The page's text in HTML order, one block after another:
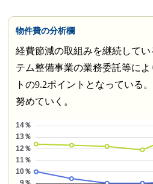
物件費の分析欄
経費節減の取組みを継続して
テム整備事業の業務委託等に
トの9.2ポイントとなっている
努めていく。